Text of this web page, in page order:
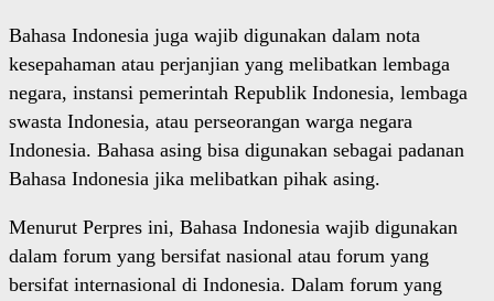
Bahasa Indonesia juga wajib digunakan dalam nota
kesepahaman atau perjanjian yang melibatkan lembaga
negara, instansi pemerintah Republik Indonesia, lembaga
swasta Indonesia, atau perseorangan warga negara
Indonesia. Bahasa asing bisa digunakan sebagai padanan
Bahasa Indonesia jika melibatkan pihak asing.
Menurut Perpres ini, Bahasa Indonesia wajib digunakan
dalam forum yang bersifat nasional atau forum yang
bersifat internasional di Indonesia. Dalam forum yang